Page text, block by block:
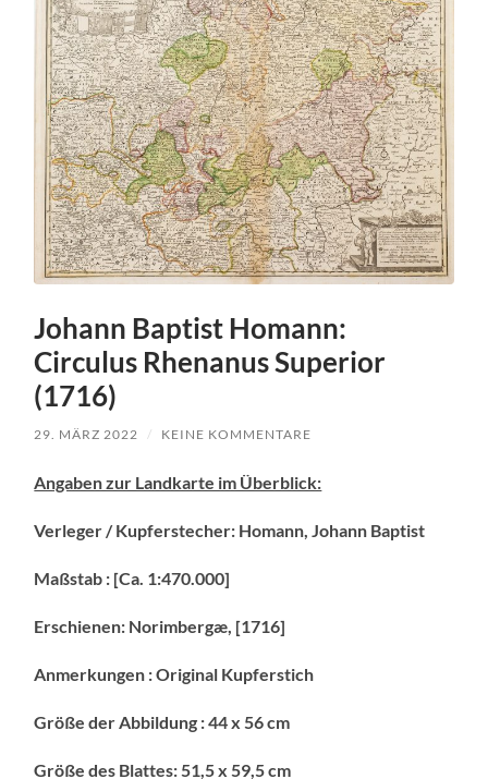
Johann Baptist Homann:
Circulus Rhenanus Superior
(1716)
29. MÄRZ 2022 / KEINE KOMMENTARE
Angaben zur Landkarte im Überblick:
Verleger / Kupferstecher: Homann, Johann Baptist
Maßstab : [Ca. 1:470.000]
Erschienen: Norimbergæ, [1716]
Anmerkungen : Original Kupferstich
Größe der Abbildung : 44 x 56 cm
Größe des Blattes: 51,5 x 59,5 cm